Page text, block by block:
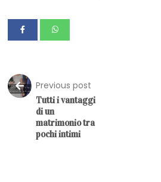
Previous post
Tutti i vantaggi
di un
matrimonio tra
pochi intimi